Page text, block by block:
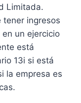
Limitada.
ingresos
un ejercicio
está
13i si está
la empresa es